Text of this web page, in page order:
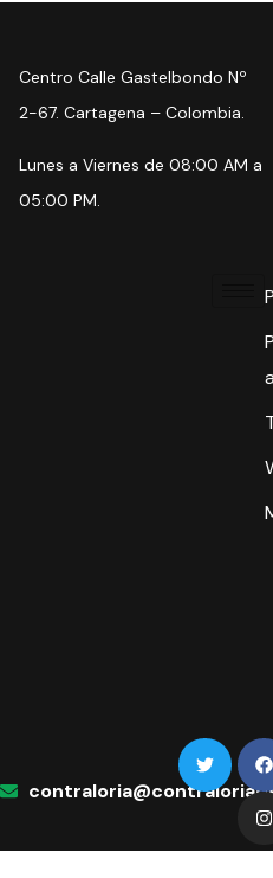
Centro Calle Gastelbondo Nº
2-67. Cartagena – Colombia.
Lunes a Viernes de 08:00 AM a
05:00 PM.